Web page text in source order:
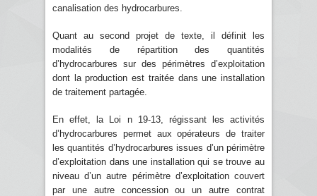
canalisation des hydrocarbures.
Quant au second projet de texte, il définit les
modalités de répartition des quantités
d’hydrocarbures sur des périmètres d’exploitation
dont la production est traitée dans une installation
de traitement partagée.
En effet, la Loi n 19-13, régissant les activités
d’hydrocarbures permet aux opérateurs de traiter
les quantités d’hydrocarbures issues d’un périmètre
d’exploitation dans une installation qui se trouve au
niveau d’un autre périmètre d’exploitation couvert
par une autre concession ou un autre contrat